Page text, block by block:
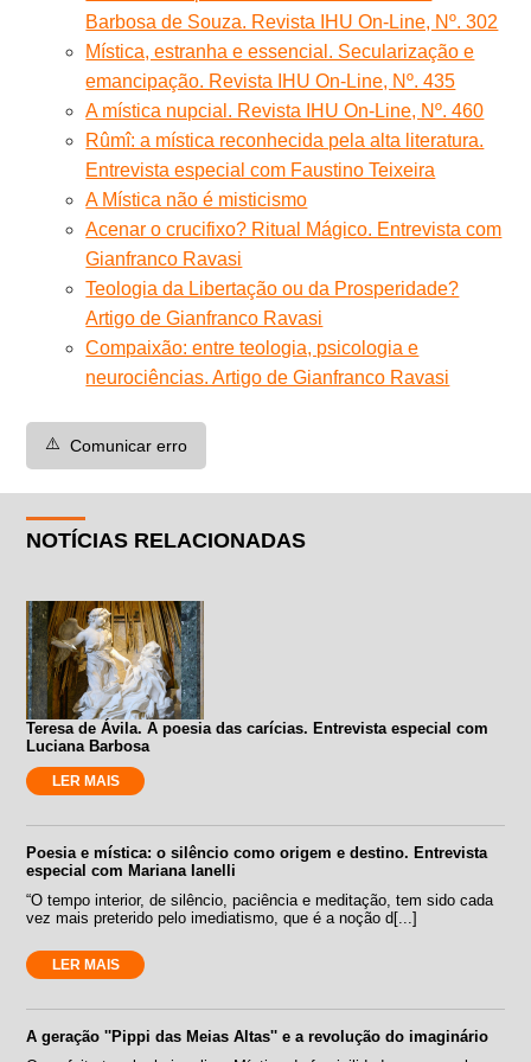
Barbosa de Souza. Revista IHU On-Line, Nº. 302
Mística, estranha e essencial. Secularização e
emancipação. Revista IHU On-Line, Nº. 435
A mística nupcial. Revista IHU On-Line, Nº. 460
Rûmî: a mística reconhecida pela alta literatura.
Entrevista especial com Faustino Teixeira
A Mística não é misticismo
Acenar o crucifixo? Ritual Mágico. Entrevista com
Gianfranco Ravasi
Teologia da Libertação ou da Prosperidade?
Artigo de Gianfranco Ravasi
Compaixão: entre teologia, psicologia e
neurociências. Artigo de Gianfranco Ravasi
⚠️ Comunicar erro
NOTÍCIAS RELACIONADAS
Teresa de Ávila. A poesia das carícias. Entrevista especial com
Luciana Barbosa
LER MAIS
Poesia e mística: o silêncio como origem e destino. Entrevista
especial com Mariana Ianelli
“O tempo interior, de silêncio, paciência e meditação, tem sido cada
vez mais preterido pelo imediatismo, que é a noção d[...]
LER MAIS
A geração ''Pippi das Meias Altas'' e a revolução do imaginário